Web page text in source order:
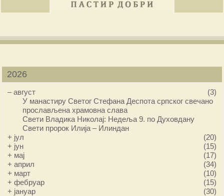
2026
–август
(3)
У манастиру Светог Стефана Деспота српског свечано
прослављена храмовна слава
Свети Владика Николај: Недеља 9. по Духовдану
Свети пророк Илија – Илиндан
+ јул
(20)
+ јун
(15)
+ мај
(17)
+април
(34)
+ март
(10)
+фебруар
(15)
+ јануар (30)